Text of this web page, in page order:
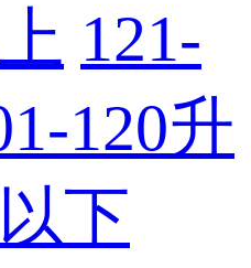
121-
120升
下